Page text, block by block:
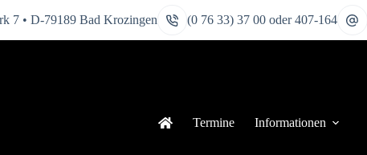
7 • D-79189 Bad Krozingen (0 76 33) 37 00 oder 407-164
Termine Informationen